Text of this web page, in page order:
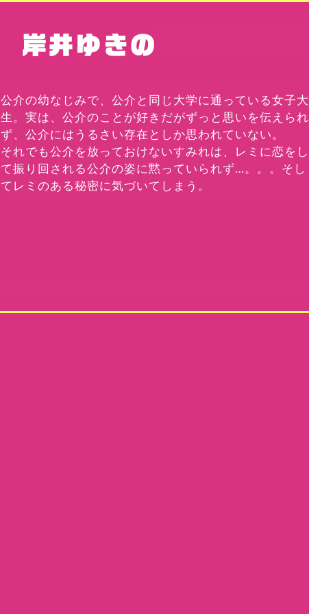
公介の幼なじみで、公介と同じ大学に通っている女子大
生。実は、公介のことが好きだがずっと思いを伝えられ
ず、公介にはうるさい存在としか思われていない。
それでも公介を放っておけないすみれは、レミに恋をし
て振り回される公介の姿に黙っていられず…。。。そし
てレミのある秘密に気づいてしまう。